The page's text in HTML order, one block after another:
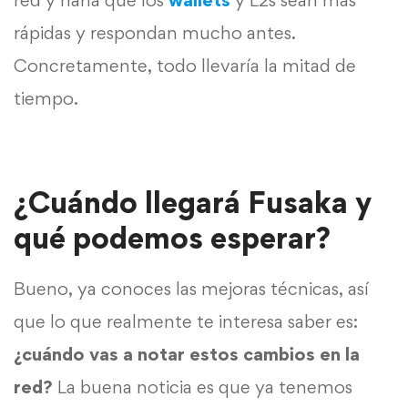
rápidas y respondan mucho antes.
Concretamente, todo llevaría la mitad de
tiempo.
¿Cuándo llegará Fusaka y
qué podemos esperar?
Bueno, ya conoces las mejoras técnicas, así
que lo que realmente te interesa saber es:
¿cuándo vas a notar estos cambios en la
red? La buena noticia es que ya tenemos